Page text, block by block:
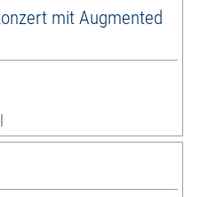
mit Augmented